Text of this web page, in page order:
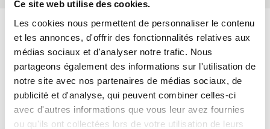
Ce site web utilise des cookies.
Les cookies nous permettent de personnaliser le contenu
et les annonces, d'offrir des fonctionnalités relatives aux
médias sociaux et d'analyser notre trafic. Nous
partageons également des informations sur l'utilisation de
notre site avec nos partenaires de médias sociaux, de
publicité et d'analyse, qui peuvent combiner celles-ci
avec d'autres informations que vous leur avez fournies
ou qu'ils ont collectées lors de votre utilisation de leurs
POÊLE À BOIS EN ACIER,
DURABILITÉ ET RÉSISTANCE